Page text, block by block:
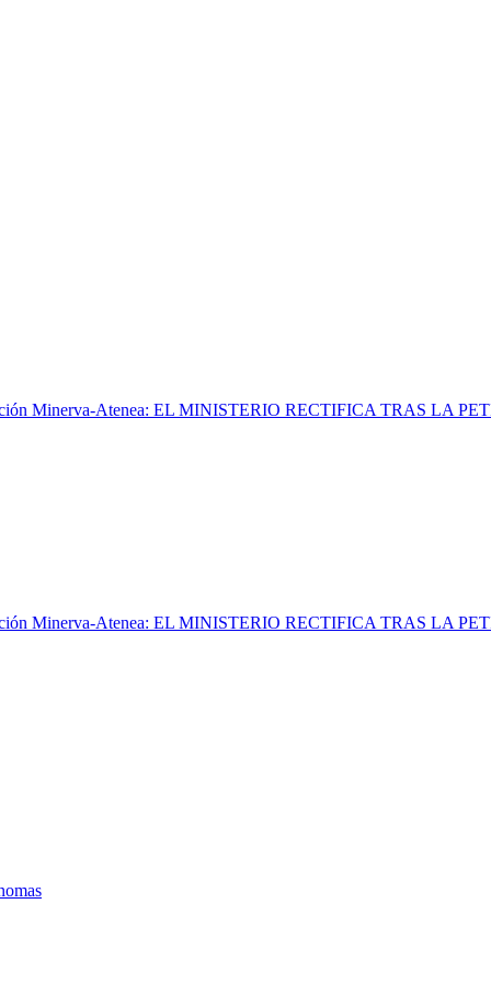
Minerva-Atenea: EL MINISTERIO RECTIFICA TRAS LA
Minerva-Atenea: EL MINISTERIO RECTIFICA TRAS LA